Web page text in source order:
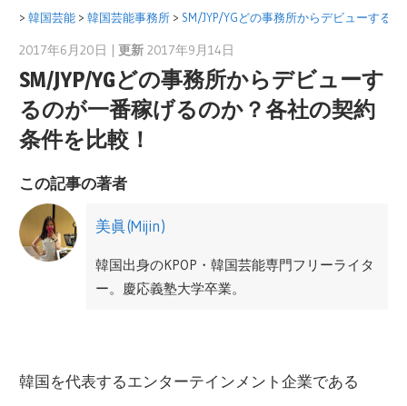
>韓国芸能 >韓国芸能事務所 > SM/JYP/YGどの事務所からデビューする
2017年6月20日 |更新 2017年9月14日
SM/JYP/YGどの事務所からデビューす
るのが一番稼げるのか？各社の契約
条件を比較！
この記事の著者
美眞(Mijin)
韓国出身のKPOP・韓国芸能専門フリーライタ
ー。慶応義塾大学卒業。
業をサポート。広告代理店勤務を経て、2012
年から韓国Mnetにて、M COUNTDONWやMAM
韓国を代表するエンターテインメント企業である